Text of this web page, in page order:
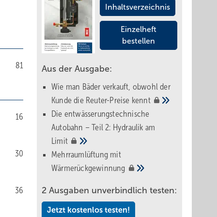
81
16
30
36
Inhaltsverzeichnis
Einzelheft
bestellen
Aus der Ausgabe:
Wie man Bäder verkauft, obwohl der
Kunde die Reuter-Preise kennt
Die entwässerungstechnische
Autobahn – Teil 2: Hydraulik am
Limit
Mehrraumlüftung mit
Wärmerückgewinnung
2 Ausgaben unverbindlich testen:
Jetzt kostenlos testen!